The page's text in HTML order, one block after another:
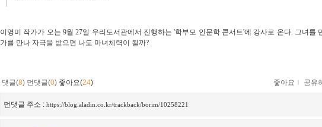
이영미 작가가 오는 9월 27일 우리도서관에서 진행하는 '학부모 인문학 콘서트'에 강사로 온다. 그녀를
가를 만나 자극을 받으면 나도 마녀체력이 될까?
댓글(8) 먼댓글(0) 좋아요(24) 좋아요 ｌ 공유
먼댓글 주소 : https://blog.aladin.co.kr/trackback/borim/10258221